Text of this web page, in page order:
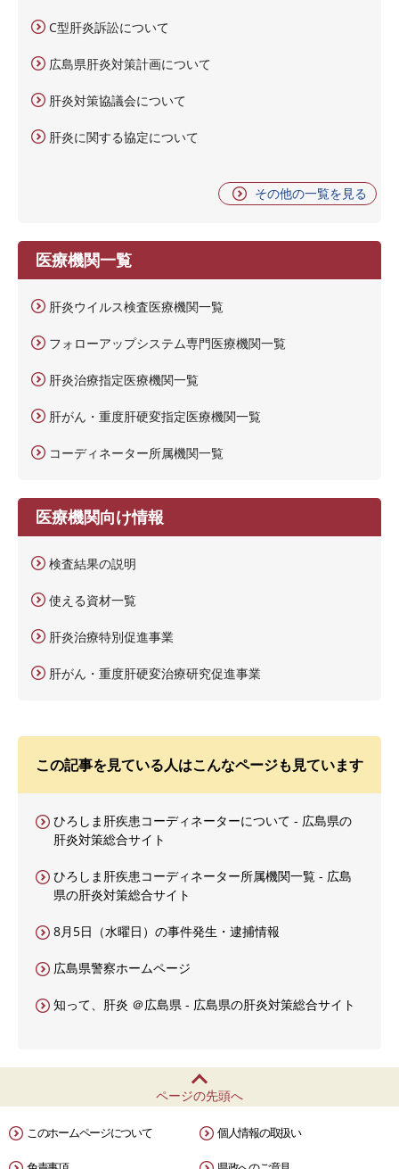
C型肝炎訴訟について
広島県肝炎対策計画について
肝炎対策協議会について
肝炎に関する協定について
その他の一覧を見る
医療機関一覧
肝炎ウイルス検査医療機関一覧
フォローアップシステム専門医療機関一覧
肝炎治療指定医療機関一覧
肝がん・重度肝硬変指定医療機関一覧
コーディネーター所属機関一覧
医療機関向け情報
検査結果の説明
使える資材一覧
肝炎治療特別促進事業
肝がん・重度肝硬変治療研究促進事業
この記事を見ている人はこんなページも見ています
ひろしま肝疾患コーディネーターについて - 広島県の
肝炎対策総合サイト
ひろしま肝疾患コーディネーター所属機関一覧 - 広島
県の肝炎対策総合サイト
8月5日（水曜日）の事件発生・逮捕情報
広島県警察ホームページ
知って、肝炎 ＠広島県 - 広島県の肝炎対策総合サイト
ページの先頭へ
このホームページについて 個人情報の取扱い